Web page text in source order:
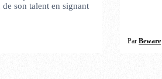
son talent en signant
ParBeware